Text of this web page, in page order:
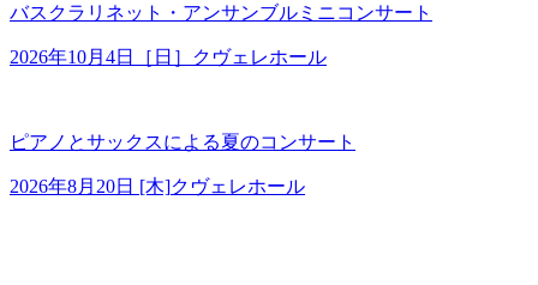
バスクラリネット・アンサンブルミニコンサート
2026年10月4日［日］ クヴェレホール
ピアノとサックスによる夏のコンサート
2026年8月20日 [木]クヴェレホール